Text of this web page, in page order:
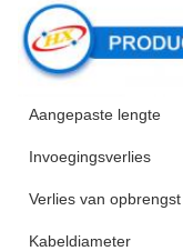
Aangepaste lengte
Invoegingsverlies
Verlies van opbrengst
Kabeldiameter